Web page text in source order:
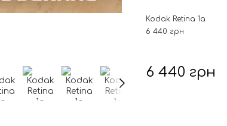
Kodak Retina 1a
6 440 грн
6 440 грн